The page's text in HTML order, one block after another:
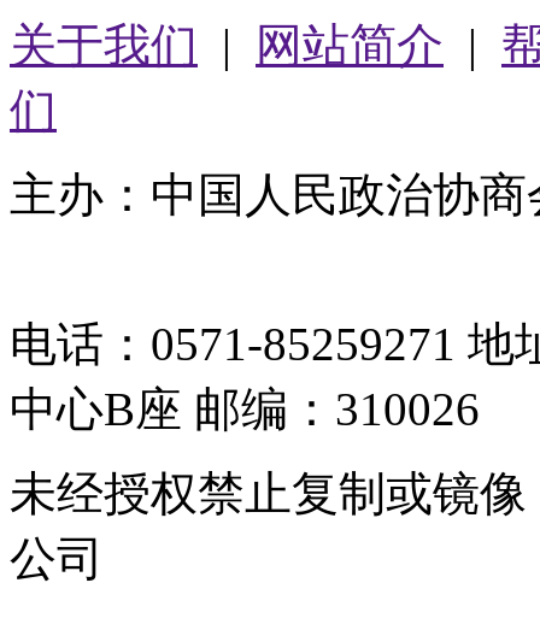
关于我们 | 网站简介 |
们
主办：中国人民政治协
电话：0571-85259271
中心B座 邮编：310026
未经授权禁止复制或镜
公司